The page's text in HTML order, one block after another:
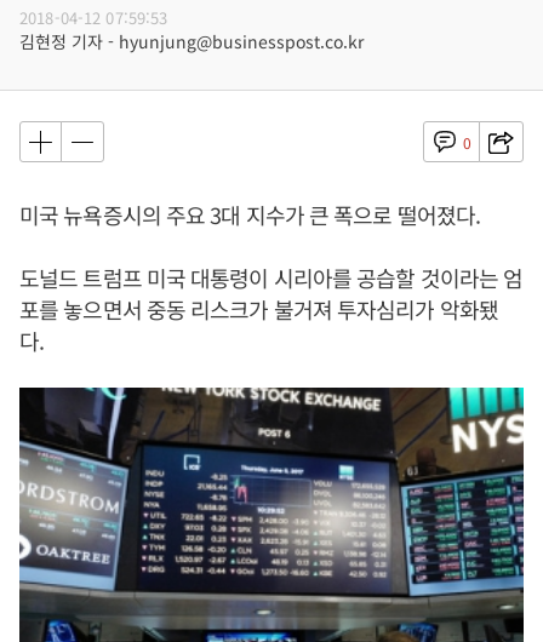
2018-04-12 07:59:53
김현정 기자 - hyunjung@businesspost.co.kr
0
미국 뉴욕증시의 주요 3대 지수가 큰 폭으로 떨어졌다.
도널드 트럼프 미국 대통령이 시리아를 공습할 것이라는 엄
포를 놓으면서 중동 리스크가 불거져 투자심리가 악화됐
다.